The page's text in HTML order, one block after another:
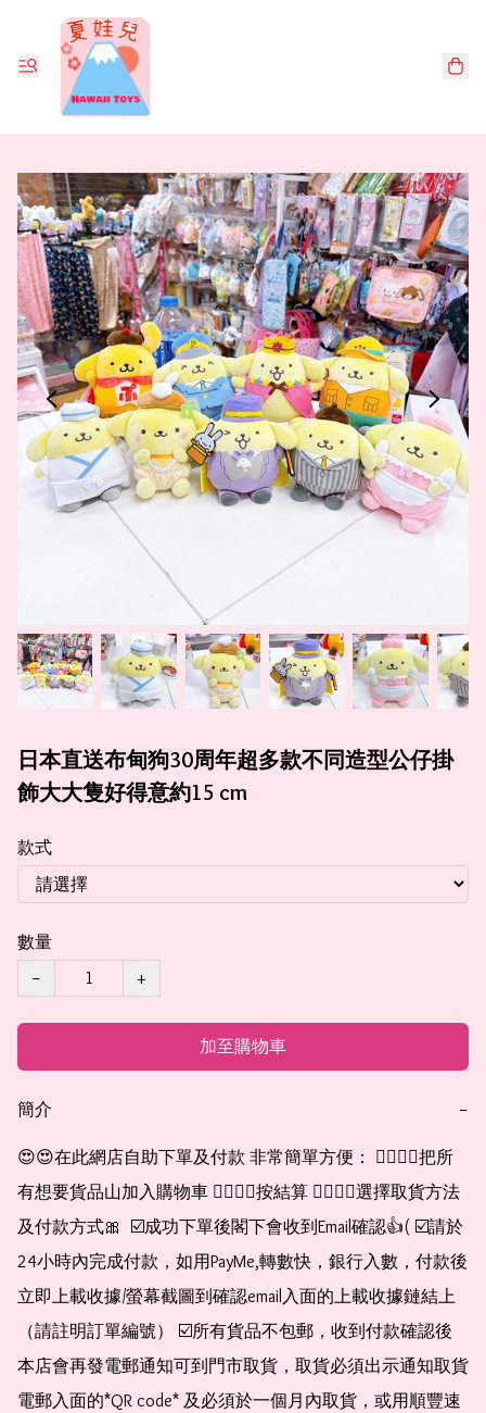
日本直送布甸狗30周年超多款不同造型公仔掛
飾大大隻好得意約15 cm
款式
數量
−
+
加至購物車
簡介 −
😍😍在此網店自助下單及付款 非常簡單方便： 👉🏻👉🏻把所
有想要貨品山加入購物車 👉🏻👉🏻按結算 👉🏻👉🏻選擇取貨方法
及付款方式🎀  ☑️成功下單後閣下會收到Email確認👍( ☑️請於
24小時內完成付款，如用PayMe,轉數快，銀行入數，付款後
立即上載收據/螢幕截圖到確認email入面的上載收據鏈結上
（請註明訂單編號） ☑️所有貨品不包郵，收到付款確認後
本店會再發電郵通知可到門市取貨，取貨必須出示通知取貨
電郵入面的*QR code* 及必須於一個月內取貨，或用順豐速